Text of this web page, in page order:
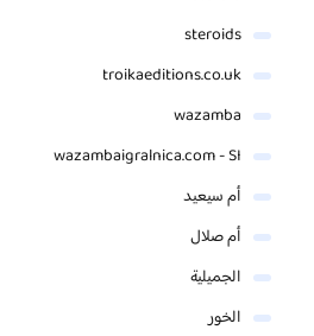
steroids
troikaeditions.co.uk
wazamba
wazambaigralnica.com - SI
أم سيعيد
أم صلال
الجميلية
الخور